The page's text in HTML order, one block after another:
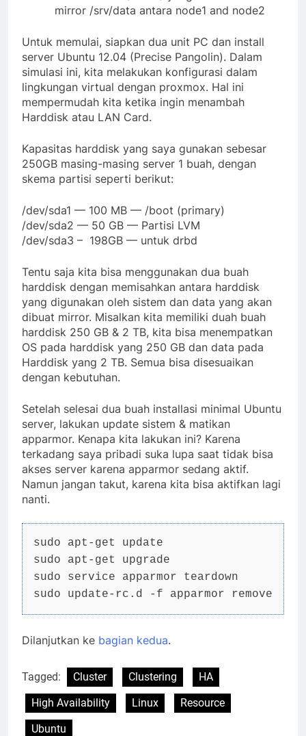
mirror /srv/data antara node1 and node2
Untuk memulai, siapkan dua unit PC dan install
server Ubuntu 12.04 (Precise Pangolin). Dalam
simulasi ini, kita melakukan konfigurasi dalam
lingkungan virtual dengan proxmox. Hal ini
mempermudah kita ketika ingin menambah
Harddisk atau LAN Card.
Kapasitas harddisk yang saya gunakan sebesar
250GB masing-masing server 1 buah, dengan
skema partisi seperti berikut:
/dev/sda1 — 100 MB — /boot (primary)
/dev/sda2 — 50 GB — Partisi LVM
/dev/sda3 – 198GB — untuk drbd
Tentu saja kita bisa menggunakan dua buah
harddisk dengan memisahkan antara harddisk
yang digunakan oleh sistem dan data yang akan
dibuat mirror. Misalkan kita memiliki duah buah
harddisk 250 GB & 2 TB, kita bisa menempatkan
OS pada harddisk yang 250 GB dan data pada
Harddisk yang 2 TB. Semua bisa disesuaikan
dengan kebutuhan.
Setelah selesai dua buah installasi minimal Ubuntu
server, lakukan update sistem & matikan
apparmor. Kenapa kita lakukan ini? Karena
terkadang saya pribadi suka lupa saat tidak bisa
akses server karena apparmor sedang aktif.
Namun jangan takut, karena kita bisa aktifkan lagi
nanti.
sudo apt-get update
sudo apt-get upgrade
sudo service apparmor teardown
sudo update-rc.d -f apparmor remove
Dilanjutkan ke bagian kedua.
Tagged: Cluster Clustering
HA
High Availability
Linux
Resource
Ubuntu